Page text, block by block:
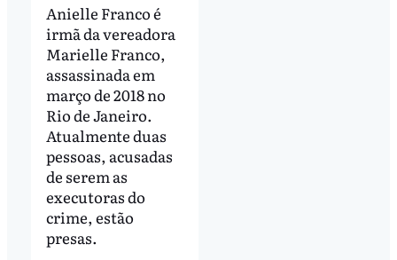
Anielle Franco é
irmã da vereadora
Marielle Franco,
assassinada em
março de 2018 no
Rio de Janeiro.
Atualmente duas
pessoas, acusadas
de serem as
executoras do
crime, estão
presas.